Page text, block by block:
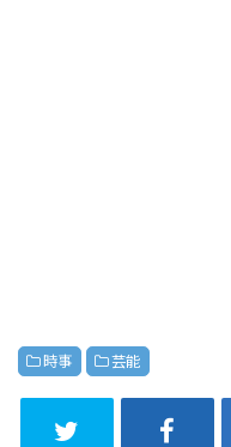
時事 芸能